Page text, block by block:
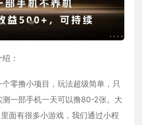
：
零撸小项目，玩法超级简单，只
一部手机一天可以撸80-2张。大
面有很多小游戏，我们通过小程